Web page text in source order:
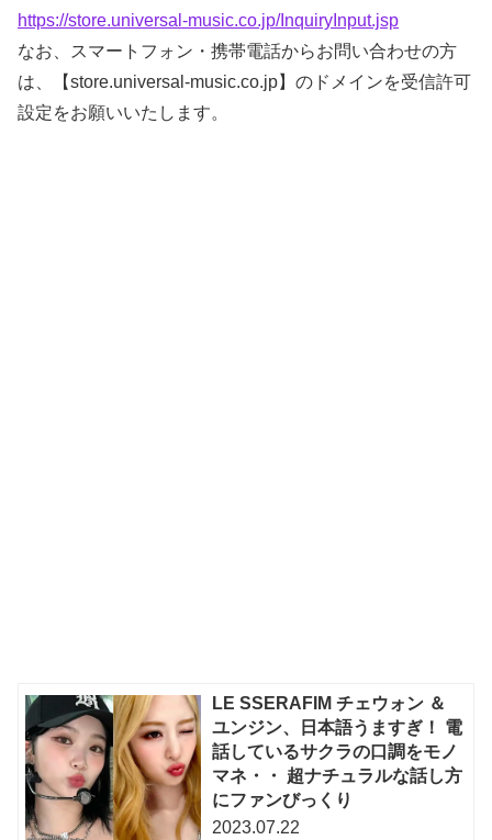
https://store.universal-music.co.jp/InquiryInput.jsp
なお、スマートフォン・携帯電話からお問い合わせの方
は、【store.universal-music.co.jp】のドメインを受信許可
設定をお願いいたします。
LE SSERAFIM チェウォン ＆
ユンジン、日本語うますぎ！ 電
話しているサクラの口調をモノ
マネ・・ 超ナチュラルな話し方
にファンびっくり
2023.07.22